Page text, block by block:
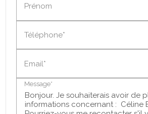
Prénom
Téléphone*
Email*
Message*